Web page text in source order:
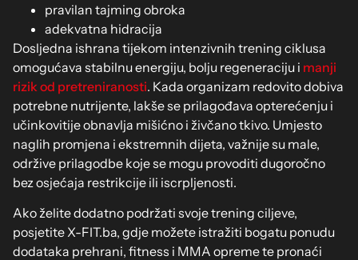
pravilan tajming obroka
adekvatna hidracija
Dosljedna ishrana tijekom intenzivnih trening ciklusa
omogućava stabilnu energiju, bolju regeneraciju i manji
rizik od pretreniranosti. Kada organizam redovito dobiva
potrebne nutrijente, lakše se prilagođava opterećenju i
učinkovitije obnavlja mišićno i živčano tkivo. Umjesto
naglih promjena i ekstremnih dijeta, važnije su male,
održive prilagodbe koje se mogu provoditi dugoročno
bez osjećaja restrikcije ili iscrpljenosti.
Ako želite dodatno podržati svoje trening ciljeve,
posjetite X-FIT.ba, gdje možete istražiti bogatu ponudu
dodataka prehrani, fitness i MMA opreme te pronaći